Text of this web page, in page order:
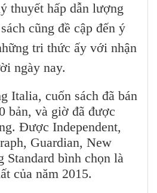
thuyết hấp dẫn lượng
cũng đề cập đến ý
tri thức ấy với nhận
ngày nay.
Italia, cuốn sách đã bán
bản, và giờ đã được
Được Independent,
Guardian, New
Standard bình chọn là
của năm 2015.